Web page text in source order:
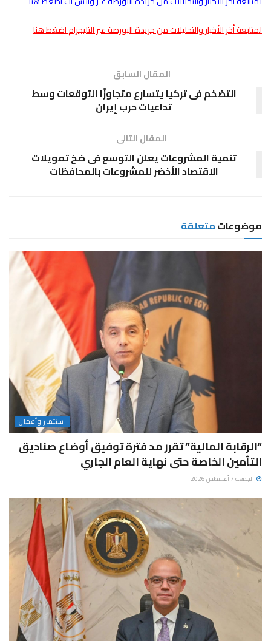
لمتابعة أخر الأخبار والتحليلات من جريدة البورصة عبر التليجرام اضغط هنا
المقال السابق
التضخم فى تركيا يتسارع متجاوزًا التوقعات وسط
تداعيات حرب إيران
المقال التالى
تنمية المشروعات يعلن التوسع فى ضخ تمويلات
الاقتصاد الأخضر للمشروعات بالمحافظات
موضوعاتمتعلقة
استثمار وأعمال
“الرقابة المالية” تقرر مد فترة توفيق أوضاع صناديق
التأمين الخاصة حتى نهاية العام الجاري
الجمعة 7 أغسطس 2026